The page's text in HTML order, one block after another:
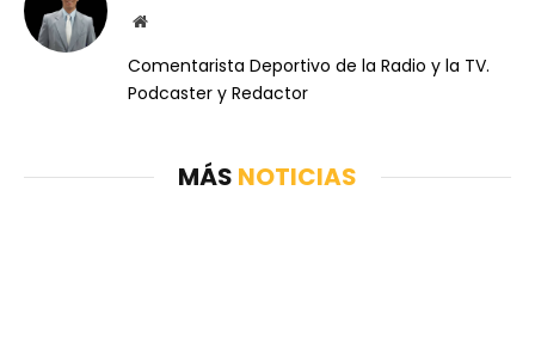
Website
Comentarista Deportivo de la Radio y la TV.
Podcaster y Redactor
MÁS NOTICIAS